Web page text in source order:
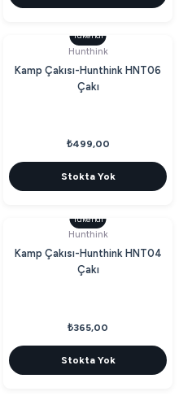
Tükendi
Hunthink
Kamp Çakısı-Hunthink HNT06
Çakı
₺499,00
Stokta Yok
Tükendi
Hunthink
Kamp Çakısı-Hunthink HNT04
Çakı
₺365,00
Stokta Yok